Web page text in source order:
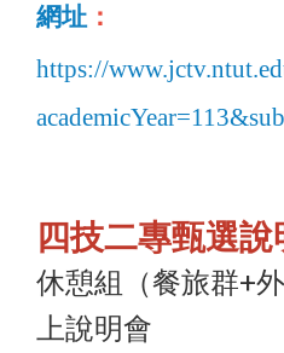
網址 ：
https://
四技二專甄選
休憩組（餐旅群+
上說明會